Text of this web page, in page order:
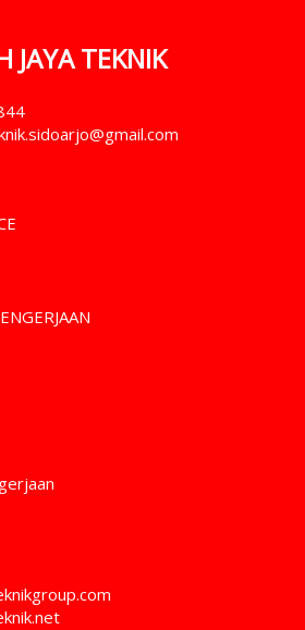
JAYA TEKNIK